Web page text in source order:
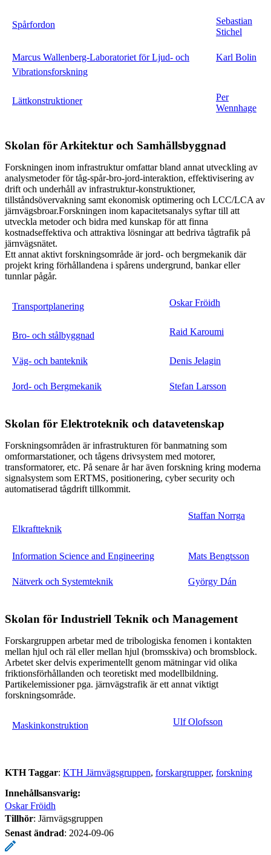
Spårfordon
Sebastian
Stichel
Marcus Wallenberg-Laboratoriet för Ljud- och
Vibrationsforskning
Karl Bolin
Lättkonstruktioner
Per
Wennhage
Skolan för Arkitektur och Samhällsbyggnad
Forskningen inom infrastruktur omfattar bland annat utveckling av
analysmetoder för tåg-spår-bro-jord-interaktion, effektivisering av
drift och underhåll av infrastruktur-konstruktioner,
tillståndsövervakning samt ekonomisk optimering och LCC/LCA av
järnvägsbroar.Forskningen inom kapacitetsanalys syftar till att
utveckla metoder och bidra med kunskap för att finna
kostnadseffektiva och attraktiva lösningar att bedriva tågtrafik på
järnvägsnätet.
Ett annat aktivt forskningsområde är jord- och bergmekanik där
projekt kring förhållandena i spårens undergrund, bankar eller
tunnlar pågår.
Transportplanering Oskar Fröidh
Bro- och stålbyggnad Raid Karoumi
Väg- och banteknik Denis Jelagin
Jord- och Bergmekanik Stefan Larsson
Skolan för Elektroteknik och datavetenskap
Forskningsområden är infrastrukturen för banmatning som
omformarstationer, och tågens drivsystem med motorer,
transformatorer, etc. På senare år har även forskning kring moderna
signalsystem som ERTMS, positionering, cyber security och
automatiserad tågdrift tillkommit.
Elkraftteknik
Staffan Norrga
Information Science and Engineering Mats Bengtsson
Nätverk och Systemteknik György Dán
Skolan för Industriell Teknik och Management
Forskargruppen arbetar med de tribologiska fenomen i kontakten
mellan hjul och räl eller mellan hjul (bromsskiva) och bromsblock.
Arbetet sker delvis experimentellt genom mätningar vid olika
friktionsförhållanden och teoretiskt med modellbildning.
Partikelemissioner pga. järnvägstrafik är ett annat viktigt
forskningsområde.
Maskinkonstruktion Ulf Olofsson
KTH Taggar: KTH Järnvägsgruppen forskargrupper forskning
Innehållsansvarig:
Oskar Fröidh
Tillhör: Järnvägsgruppen
Senast ändrad: 2024-09-06